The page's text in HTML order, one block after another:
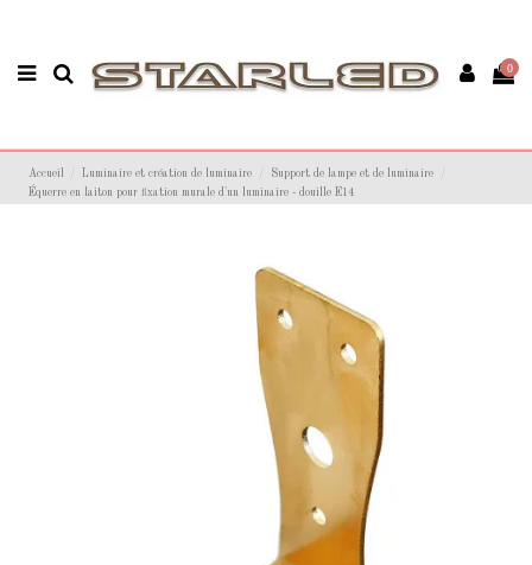
0
Accueil Luminaire et création de luminaire
Support de lampe et de luminaire
Équerre en laiton pour fixation murale d'un luminaire - douille E14